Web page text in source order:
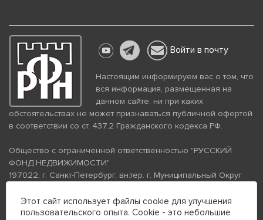
Войти в почту
Настоящим информируем вас о том, что
вся информация, размещенная на
данном сайте, ни при каких
обстоятельствах не может признаваться публичной офертой
в соответствии со ст. 437.2 Гражданского кодекса РФ.
Общество с ограниченной ответственностью "РУССКИЙ
ФОНД НЕДВИЖИМОСТИ"
197022, г. Санкт-Петербург, вн.тер. г. Муниципальный Округ
помещение 26Н, комната 103
ИНН 7813672570 КПП 781301001 ОГРН 1237800058870
Этот сайт использует файлы cookie для улучшения
пользовательского опыта. Cookie - это небольшие